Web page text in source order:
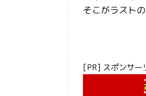
そこがラスト
[PR] スポンサー